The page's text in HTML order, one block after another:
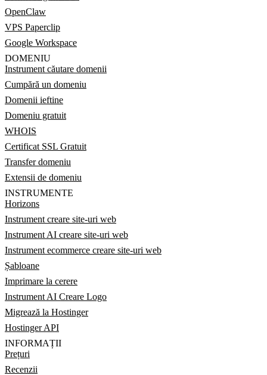
OpenClaw
VPS Paperclip
Google Workspace
DOMENIU
Instrument căutare domenii
Cumpără un domeniu
Domenii ieftine
Domeniu gratuit
WHOIS
Certificat SSL Gratuit
Transfer domeniu
Extensii de domeniu
INSTRUMENTE
Horizons
Instrument creare site-uri web
Instrument AI creare site-uri web
Instrument ecommerce creare site-uri web
Șabloane
Imprimare la cerere
Instrument AI Creare Logo
Migrează la Hostinger
Hostinger API
INFORMAȚII
Prețuri
Recenzii